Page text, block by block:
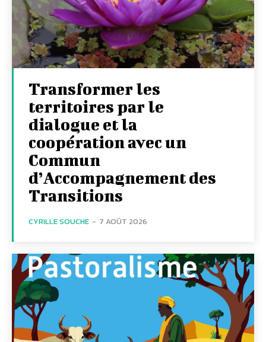
Transformer les
territoires par le
dialogue et la
coopération avec un
Commun
d’Accompagnement des
Transitions
CYRILLE SOUCHE - 7 AOÛT 2026